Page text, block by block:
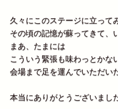
久々にこのステージに立って
その頃の記憶が蘇ってきて、
まあ、たまには
こういう緊張も味わっとかな
会場まで足を運んでいただい
本当にありがとうございまし